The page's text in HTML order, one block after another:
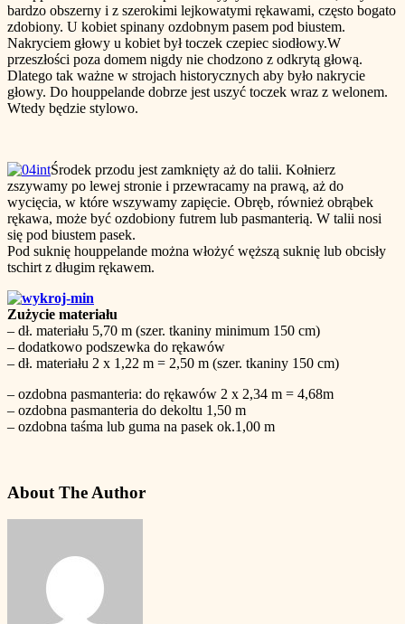
bardzo obszerny i z szerokimi lejkowatymi rękawami, często bogato
zdobiony. U kobiet spinany ozdobnym pasem pod biustem.
Nakryciem głowy u kobiet był toczek czepiec siodłowy.W
przeszłości poza domem nigdy nie chodzono z odkrytą głową.
Dlatego tak ważne w strojach historycznych aby było nakrycie
głowy. Do houppelande dobrze jest uszyć toczek wraz z welonem.
Wtedy będzie stylowo.
Środek przodu jest zamknięty aż do talii. Kołnierz
zszywamy po lewej stronie i przewracamy na prawą, aż do
wycięcia, w które wszywamy zapięcie. Obręb, również obrąbek
rękawa, może być ozdobiony futrem lub pasmanterią. W talii nosi
się pod biustem pasek.
Pod suknię houppelande można włożyć węższą suknię lub obcisły
tschirt z długim rękawem.
Zużycie materiału
– dł. materiału 5,70 m (szer. tkaniny minimum 150 cm)
– dodatkowo podszewka do rękawów
– dł. materiału 2 x 1,22 m = 2,50 m (szer. tkaniny 150 cm)
– ozdobna pasmanteria: do rękawów 2 x 2,34 m = 4,68m
– ozdobna pasmanteria do dekoltu 1,50 m
– ozdobna taśma lub guma na pasek ok.1,00 m
About The Author